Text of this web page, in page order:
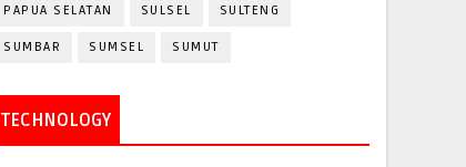
PAPUA SELATAN SULSEL SULTENG
SUMBAR SUMSEL SUMUT
TECHNOLOGY